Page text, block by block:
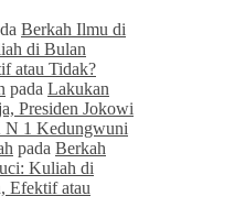
Berkah Ilmu di
di Bulan
atau Tidak?
pada Lakukan
Presiden Jokowi
N 1 Kedungwuni
pada Berkah
Kuliah di
Efektif atau